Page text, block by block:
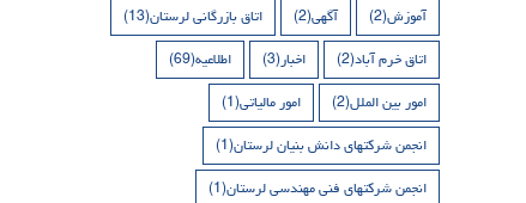
آموزش(2) آگهی(2) اتاق بازرگانی لرستان(13)
اتاق خرم آباد(2) اخبار(3) اطلاعیه(69)
امور بین الملل(2) امور مالیاتی(1)
انجمن شرکتهای دانش بنیان لرستان(1)
انجمن شرکتهای فنی مهندسی لرستان(1)